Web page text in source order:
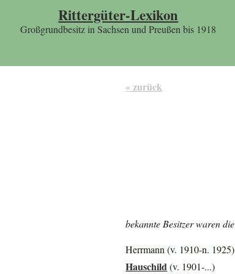
Rittergüter-Lexikon
Großgrundbesitz in Sachsen und Preußen bis 1918
« zurück
bekannte Besitzer waren die
Herrmann (v. 1910-n. 1925)
Hauschild(v. 1901-...)